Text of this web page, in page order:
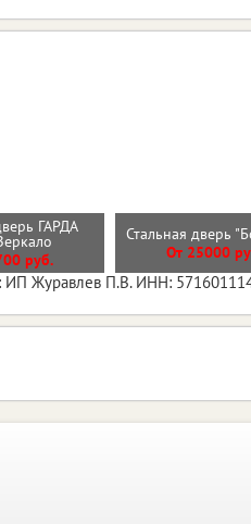
ГАРДА
руб.
Стальная дверь
От 25000
ИП Журавлев П.В. ИНН: